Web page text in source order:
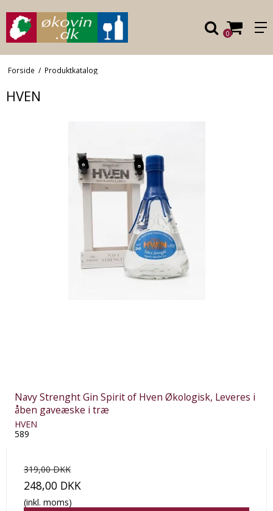
0
Forside / Produktkatalog
HVEN
Navy Strenght Gin Spirit of Hven Økologisk, Leveres i
åben gaveæske i træ
HVEN
589
319,00 DKK
248,00 DKK
(inkl. moms)